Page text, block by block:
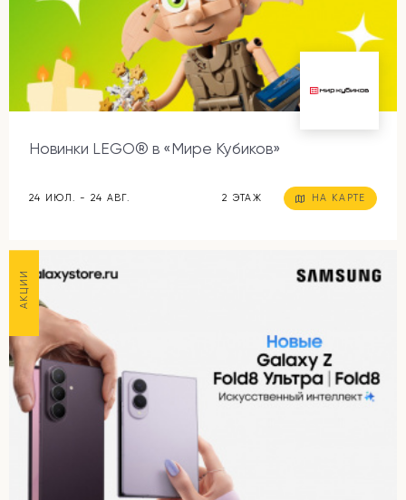
Новинки LEGO® в «Мире Кубиков»
24 ИЮЛ. - 24 АВГ. 2 ЭТАЖ НА КАРТЕ
АКЦИИ